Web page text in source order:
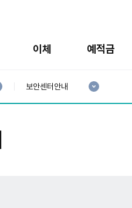
이체 예적금
재
2
류
보안센터안내